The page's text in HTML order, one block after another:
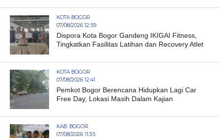
KOTA BOGOR
07/08/2026 12:59
Dispora Kota Bogor Gandeng IKIGAI Fitness,
Tingkatkan Fasilitas Latihan dan Recovery Atlet
KOTA BOGOR
07/08/2026 12:41
Pemkot Bogor Berencana Hidupkan Lagi Car
Free Day, Lokasi Masih Dalam Kajian
KAB. BOGOR
07/08/2026 11:35